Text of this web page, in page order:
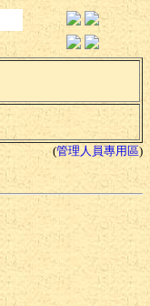
(管理人員專用區)